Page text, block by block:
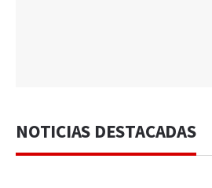
NOTICIAS DESTACADAS